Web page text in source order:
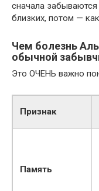
сначала
близких, потом —
Чем болезнь
обычной
Это ОЧЕНЬ важно
Признак
Память